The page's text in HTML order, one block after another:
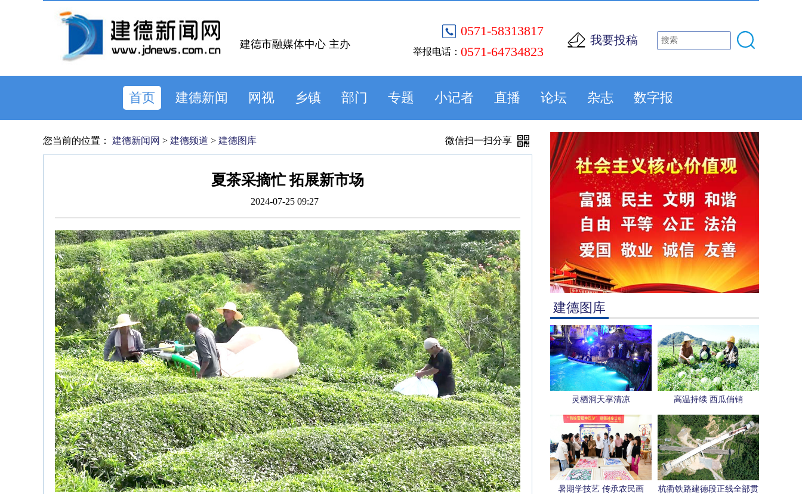
0571-58313817
举报电话： 0571-64734823
我要投稿
建德市融媒体中心 主办
首页 建德新闻 网视 乡镇 部门 专题 小记者 直播 论坛 杂志 数字报
建德图库
灵栖洞天享清凉 高温持续 西瓜俏销
暑期学技艺 传承农民画
杭衢铁路建德段正线全部贯
您当前的位置： 建德新闻网 > 建德频道 > 建德图库 微信扫一扫分享
夏茶采摘忙 拓展新市场
2024-07-25 09:27